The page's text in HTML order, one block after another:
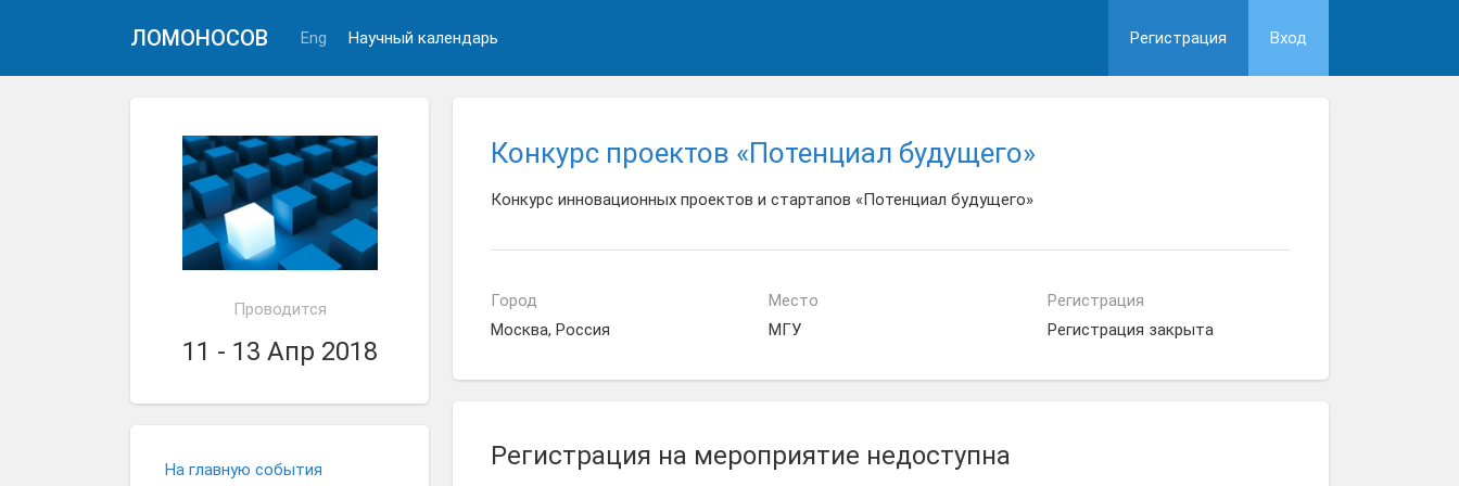
ЛОМОНОСОВ Eng Научный календарь Регистрация Вход
Проводится
11 - 13 Апр 2018
На главную события
Конкурс проектов «Потенциал будущего»
Конкурс инновационных проектов и стартапов «Потенциал будущего»
Город
Москва, Россия
Место
МГУ
Регистрация
Регистрация закрыта
Регистрация на мероприятие недоступна